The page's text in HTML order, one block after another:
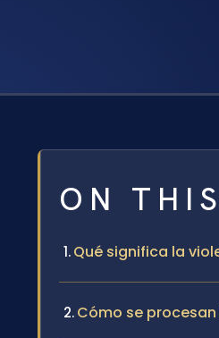
ON
Qué significa la
Cómo se